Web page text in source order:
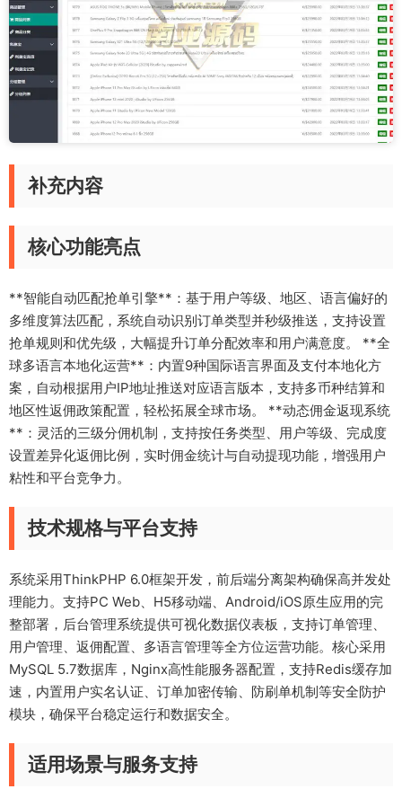
补充内容
核心功能亮点
**智能自动匹配抢单引擎**：基于用户等级、地区、语言偏好的
多维度算法匹配，系统自动识别订单类型并秒级推送，支持设置
抢单规则和优先级，大幅提升订单分配效率和用户满意度。 **全
球多语言本地化运营**：内置9种国际语言界面及支付本地化方
案，自动根据用户IP地址推送对应语言版本，支持多币种结算和
地区性返佣政策配置，轻松拓展全球市场。 **动态佣金返现系统
**：灵活的三级分佣机制，支持按任务类型、用户等级、完成度
设置差异化返佣比例，实时佣金统计与自动提现功能，增强用户
粘性和平台竞争力。
技术规格与平台支持
系统采用ThinkPHP 6.0框架开发，前后端分离架构确保高并发处
理能力。支持PC Web、H5移动端、Android/iOS原生应用的完
整部署，后台管理系统提供可视化数据仪表板，支持订单管理、
用户管理、返佣配置、多语言管理等全方位运营功能。核心采用
MySQL 5.7数据库，Nginx高性能服务器配置，支持Redis缓存加
速，内置用户实名认证、订单加密传输、防刷单机制等安全防护
模块，确保平台稳定运行和数据安全。
适用场景与服务支持